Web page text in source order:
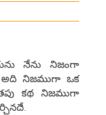
నేను నిజంగా
అది నిజముగా ఒక
కథ నిజముగా